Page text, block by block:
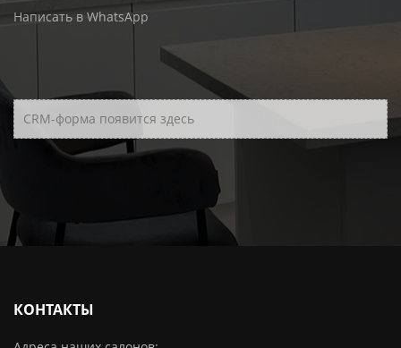
Написать в WhatsApp
CRM-форма появится здесь
КОНТАКТЫ